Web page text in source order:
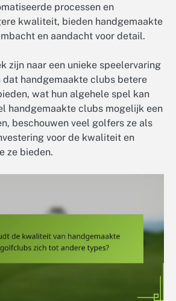
processen en
kwaliteit, bieden handgemaakte
en aandacht voor detail.
zijn naar een unieke speelervaring
dat handgemaakte clubs betere
wat hun algehele spel kan
handgemaakte clubs mogelijk een
beschouwen veel golfers ze als
voor de kwaliteit en
ze bieden.